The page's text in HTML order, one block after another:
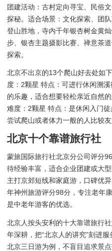
团建活动：古村定向寻宝、民俗
探秘。适合场景：文化探索、团
登山胜地，寺内千年银杏树金黄
步、银杏主题摄影比赛、禅意茶
探索。
北京不出京的13个爬山好去处如
度：2颗星 特点：可进行休闲溯
的乐趣，适合想要轻松亲近自然
难度：2颗星 特点：是休闲入门
尝试爬山或者体力一般的人比较友
北京十个靠谱旅行社
蒙旅国际旅行社北京分公司评分
待经验丰富，适合企业团建或大
主打京郊短线和家庭游，口碑优
年神州旅游评分98分，专注老年
是中老年游客的优选。
北京人按头安利的十大靠谱旅行
年深耕，把“北京人的讲究”刻进
北京三日游为例，不盲目追求景